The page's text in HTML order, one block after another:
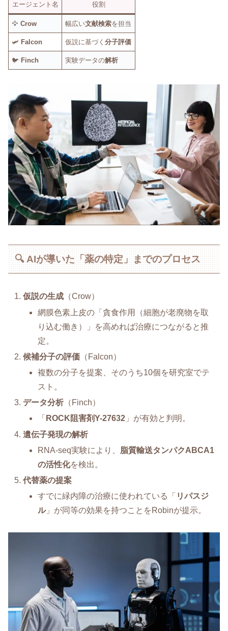
エージェント名 役割
🦅Crow 幅広い文献検索を担当
🛩️ Falcon 仮説に基づく分子評価
🐦 Finch 実験データの解析
🔍 AIが導いた「薬の特定」までのプロセス
仮説の生成 （Crow）
網膜色素上皮の「貪食作用（細胞が老廃物を取
り込む働き）」を高めれば治療につながると推
定。
候補分子の評価 （Falcon）
複数の分子を提案、そのうち10個を研究室でテ
スト。
データ分析 （Finch）
「 ROCK阻害剤Y-27632 」が有効と判明。
遺伝子発現の解析
RNA-seq実験により、 脂質輸送タンパクABCA1
の活性化を検出。
代替薬の提案
すでに緑内障の治療に使われている「 リパスジ
ル」が同等の効果を持つことをRobinが提示。